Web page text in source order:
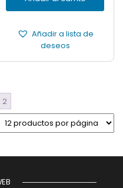
Añadir a lista de
deseos
2